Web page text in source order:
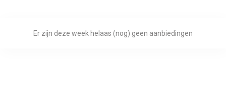
Er zijn deze week helaas (nog) geen aanbiedingen